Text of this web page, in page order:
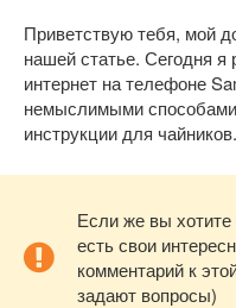
Приветствую тебя, мой
нашей статье. Сегодня
интернет на телефоне
немыслимыми
инструкции для чайников.
Если же вы хотите
есть свои
комментарий к
задают вопросы)